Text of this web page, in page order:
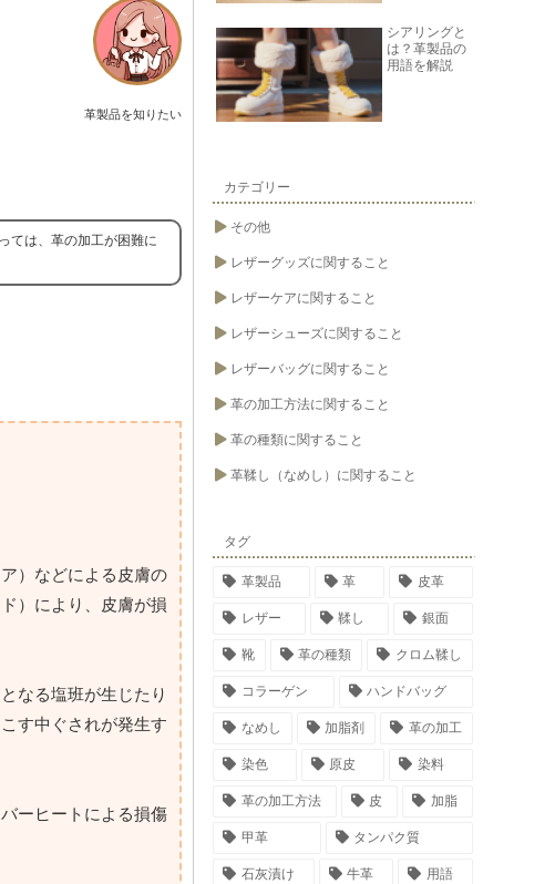
革製品を知りたい
ては、革の加工が困難に
）などによる皮膚の
）により、皮膚が損
なる塩班が生じたり
す中ぐされが発生す
ーヒートによる損傷
シアリングと
は？革製品の
用語を解説
カテゴリー
その他
レザーグッズに関すること
レザーケアに関すること
レザーシューズに関すること
レザーバッグに関すること
革の加工方法に関すること
革の種類に関すること
革鞣し（なめし）に関すること
タグ
革製品 革 皮革
レザー 鞣し 銀面
靴 革の種類 クロム鞣し
コラーゲン ハンドバッグ
なめし 加脂剤 革の加工
染色 原皮 染料
革の加工方法 皮 加脂
甲革 タンパク質
石灰漬け 牛革 用語